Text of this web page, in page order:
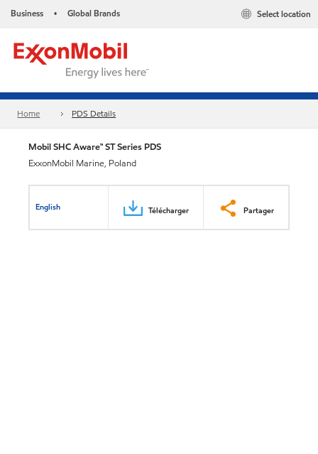
Business • Global Brands Select location
Home PDS Details
Mobil SHC Aware™ ST Series PDS
ExxonMobil Marine, Poland
English Télécharger Partager